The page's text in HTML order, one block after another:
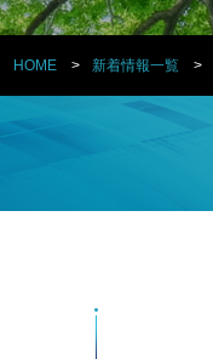
HOME 新着情報一覧